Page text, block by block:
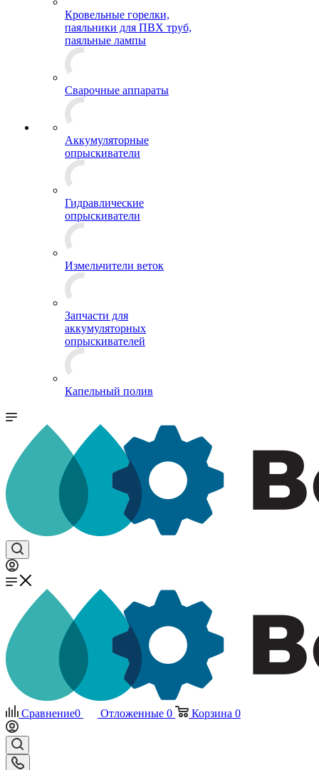
Кровельные горелки,
паяльники для ПВХ труб,
паяльные лампы
Сварочные аппараты
Аккумуляторные
опрыскиватели
Гидравлические
опрыскиватели
Измельчители веток
Запчасти для
аккумуляторных
опрыскивателей
Капельный полив
Сравнение0 Отложенные 0 Корзина 0